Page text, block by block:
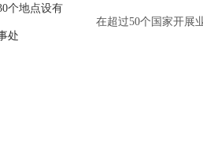
个地点设有
处
在超过50个国家开展